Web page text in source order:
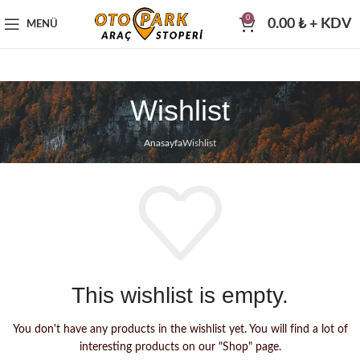
MENÜ
0 0.00 ₺+ KDV
Wishlist
AnasayfaWishlist
This wishlist is empty.
You don't have any products in the wishlist yet. You will find a lot of
interesting products on our "Shop" page.